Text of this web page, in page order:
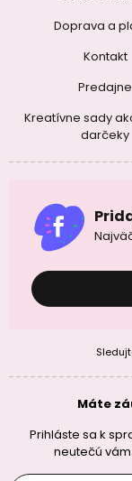
Doprava a
Kontakt
Predajne
Kreatívne sady
darčeky
Máte
Prihláste sa k
neutečú